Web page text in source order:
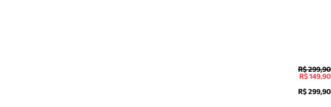
R$ 299,90
R$ 149,90
R$ 299,90